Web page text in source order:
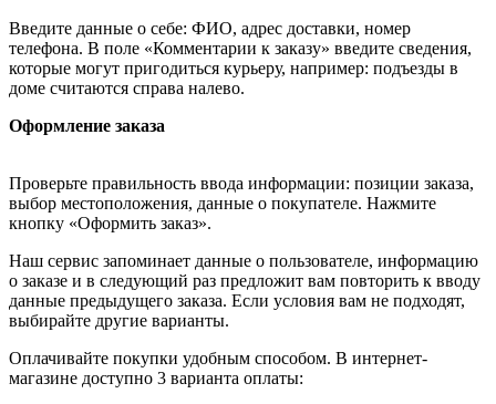
Введите данные о себе: ФИО, адрес доставки, номер
телефона. В поле «Комментарии к заказу» введите сведения,
которые могут пригодиться курьеру, например: подъезды в
доме считаются справа налево.
Оформление заказа
Проверьте правильность ввода информации: позиции заказа,
выбор местоположения, данные о покупателе. Нажмите
кнопку «Оформить заказ».
Наш сервис запоминает данные о пользователе, информацию
о заказе и в следующий раз предложит вам повторить к вводу
данные предыдущего заказа. Если условия вам не подходят,
выбирайте другие варианты.
Оплачивайте покупки удобным способом. В интернет-
магазине доступно 3 варианта оплаты: